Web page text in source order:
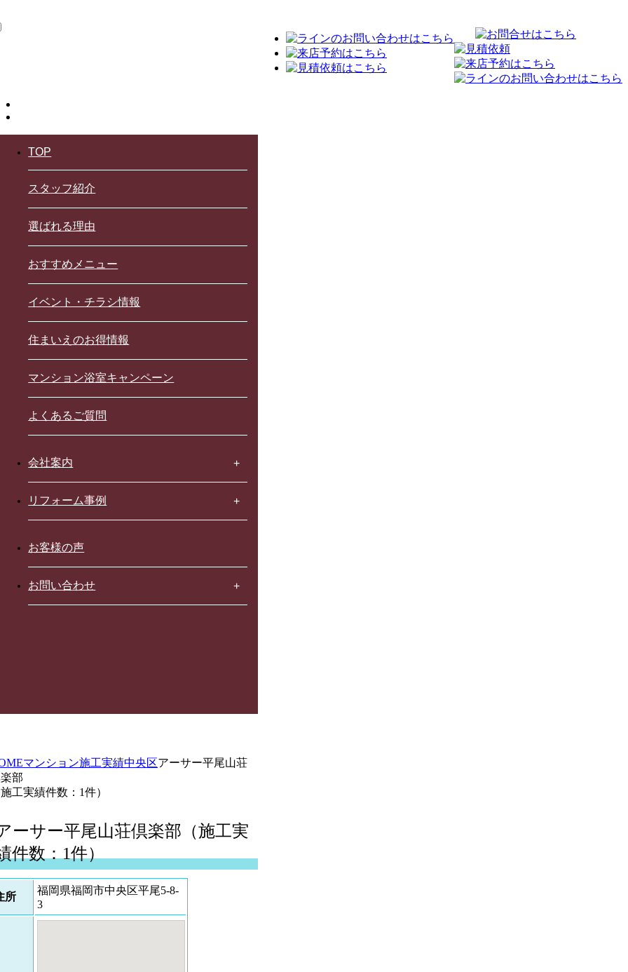
TOP
スタッフ紹介
選ばれる理由
おすすめメニュー
イベント・チラシ情報
住まいえのお得情報
マンション浴室キャンペーン
よくあるご質問
会社案内
リフォーム事例
お客様の声
お問い合わせ
マンション施工実績中央区アーサー平尾山荘
部
工実績件数：1件）
ーサー平尾山荘倶楽部（施工実
件数：1件）
所
福岡県福岡市中央区平尾5-8-
3